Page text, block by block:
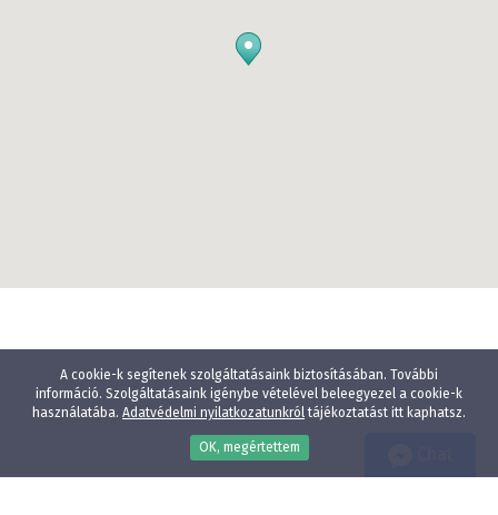
A cookie-k segítenek szolgáltatásaink biztosításában. További
információ. Szolgáltatásaink igénybe vételével beleegyezel a cookie-k
használatába. Adatvédelmi nyilatkozatunkróltájékoztatást itt kaphatsz.
OK, megértettem